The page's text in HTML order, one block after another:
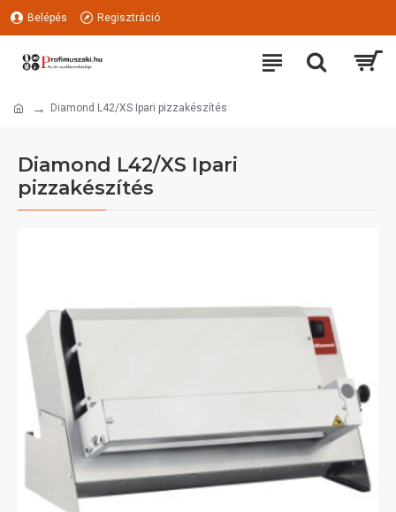
Belépés Regisztráció
Diamond L42/XS Ipari pizzakészítés
Diamond L42/XS Ipari
pizzakészítés